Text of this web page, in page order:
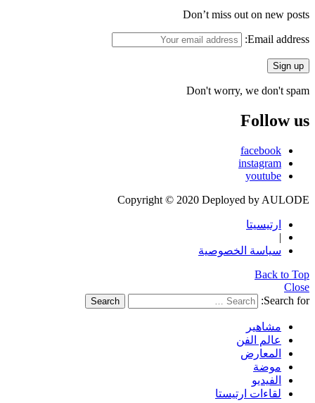
Don’t miss out on new posts
Email address:
Don't worry, we don't spam
Follow us
facebook
instagram
youtube
Copyright © 2020 Deployed by AULODE
ارتيسيتا
|
سياسة الخصوصية
Back to Top
Close
Search for:
Search
مشاهير
عالم الفن
المعارض
موضة
الفيديو
لقاءات ارتيستا